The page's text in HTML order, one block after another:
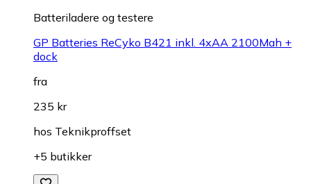
Batteriladere og testere
GP Batteries ReCyko B421 inkl. 4xAA 2100Mah +
dock
fra
235 kr
hos Teknikproffset
+5 butikker